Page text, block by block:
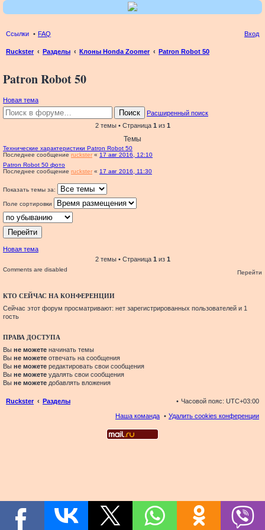
Ссылки FAQ Вход
Ruckster Разделы Клоны Honda Zoomer
Patron Robot 50
Patron Robot 50
Новая тема
Поиск
Расширенный поиск
2 темы • Страница 1 из 1
Темы
Технические характеристики Patron Robot 50
Последнее сообщение ruckster « 17 авг 2016, 12:10
Patron Robot 50 фото
Последнее сообщение ruckster « 17 авг 2016, 11:30
Показать темы за:
Поле сортировки
Новая тема
2 темы • Страница 1 из 1
Перейти
Comments are disabled
КТО СЕЙЧАС НА КОНФЕРЕНЦИИ
Сейчас этот форум просматривают: нет зарегистрированных пользователей и 1
гость
ПРАВА ДОСТУПА
Вы не можете начинать темы
Вы не можете отвечать на сообщения
Вы не можете редактировать свои сообщения
Вы не можете удалять свои сообщения
Вы не можете добавлять вложения
Ruckster Разделы Часовой пояс: UTC+03:00
Удалить cookies конференции
Наша команда